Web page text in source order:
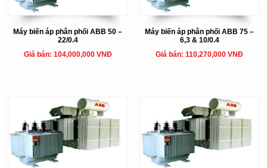
Máy biến áp phân phối ABB 50 –
22/0.4
Giá bán: 104,000,000 VNĐ
Máy biến áp phân phối ABB 75 –
6,3 & 10/0.4
Giá bán: 110,270,000 VNĐ